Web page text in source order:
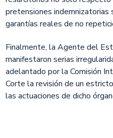
pretensiones indemnizatorias
garantías reales de no
Finalmente, la Agente del
manifestaron serias
adelantado por la Comisión
Corte la revisión de un
las actuaciones de dicho